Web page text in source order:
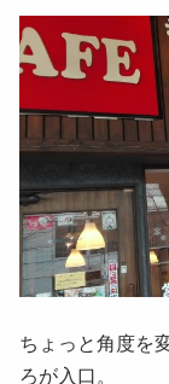
ちょっと角度を
ろが入口。